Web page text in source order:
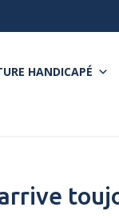
HANDICAPÉ